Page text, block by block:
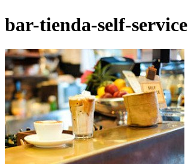
bar-tienda-self-service